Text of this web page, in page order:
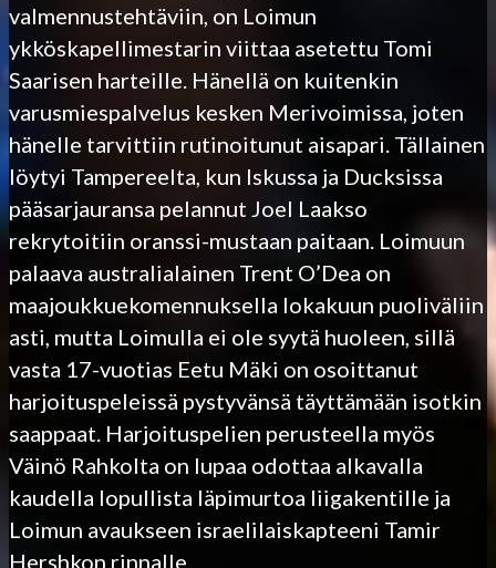
valmennustehtäviin, on Loimun
ykköskapellimestarin viittaa asetettu Tomi
Saarisen harteille. Hänellä on kuitenkin
varusmiespalvelus kesken Merivoimissa, joten
hänelle tarvittiin rutinoitunut aisapari. Tällainen
löytyi Tampereelta, kun Iskussa ja Ducksissa
pääsarjauransa pelannut Joel Laakso
rekrytoitiin oranssi-mustaan paitaan. Loimuun
palaava australialainen Trent O’Dea on
maajoukkuekomennuksella lokakuun puoliväliin
asti, mutta Loimulla ei ole syytä huoleen, sillä
vasta 17-vuotias Eetu Mäki on osoittanut
harjoituspeleissä pystyvänsä täyttämään isotkin
saappaat. Harjoituspelien perusteella myös
Väinö Rahkolta on lupaa odottaa alkavalla
kaudella lopullista läpimurtoa liigakentille ja
Loimun avaukseen israelilaiskapteeni Tamir
Hershkon rinnalle.